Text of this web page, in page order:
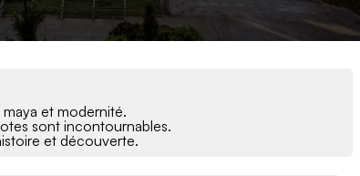
et modernité.
sont incontournables.
et découverte.